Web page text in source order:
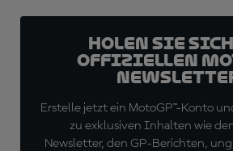
Holen Sie
offiziellen
Erstelle jetzt ein MotoGP™-Konto
zu exklusiven Inhalten wie
Newsletter, den GP-Berichten,